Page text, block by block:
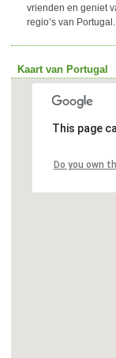
vrienden en geniet
regio’s van Portugal.
Kaart van Portugal
This page
Do you own